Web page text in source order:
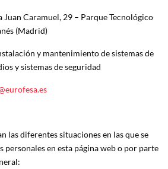
Juan Caramuel, 29 – Parque Tecnológico
(Madrid)
y mantenimiento de sistemas de
y sistemas de seguridad
las diferentes situaciones en las que se
personales en esta página web o por parte